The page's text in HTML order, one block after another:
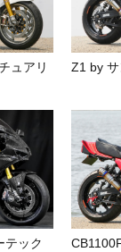
ュアリ
Z1 by
テック